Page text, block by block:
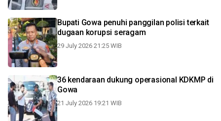
Bupati Gowa penuhi panggilan polisi terkait
dugaan korupsi seragam
29 July 2026 21:25 WIB
36 kendaraan dukung operasional KDKMP di
Gowa
21 July 2026 19:21 WIB